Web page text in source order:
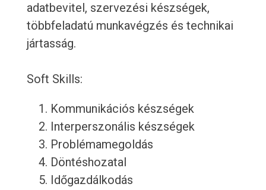
adatbevitel, szervezési készségek,
többfeladatú munkavégzés és technikai
jártasság.
Soft Skills:
Kommunikációs készségek
Interperszonális készségek
Problémamegoldás
Döntéshozatal
Időgazdálkodás